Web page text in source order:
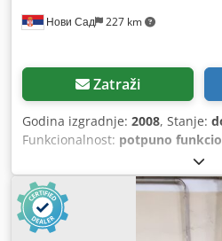
Нови Сад 227 km
Zatraži
Godina izgradnje: 2008, Stanje:
Funkcionalnost: potpuno